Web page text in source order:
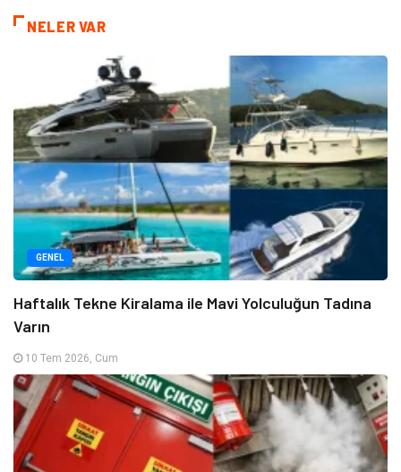
NELER VAR
GENEL
Haftalık Tekne Kiralama ile Mavi Yolculuğun Tadına
Varın
10 Tem 2026, Cum